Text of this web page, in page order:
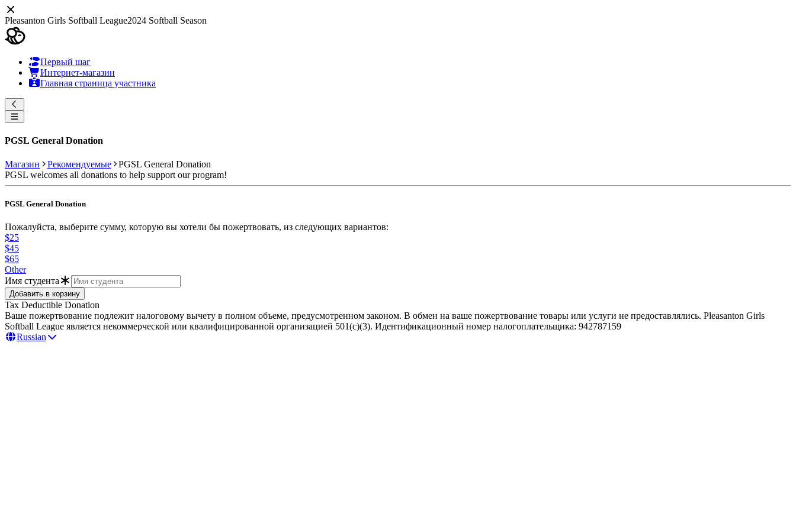
Pleasanton Girls Softball League2024 Softball Season
Первый шаг
Интернет-магазин
Главная страница участника
PGSL General Donation
Магазин Рекомендуемые
PGSL General Donation
PGSL welcomes all donations to help support our program!
PGSL General Donation
Пожалуйста, выберите сумму, которую вы хотели бы пожертвовать, из следующих вариантов:
$25
$45
$65
Other
Имя студента
Tax Deductible Donation
Ваше пожертвование подлежит налоговому вычету в полном объеме, предусмотренном законом. В обмен на ваше пожертвование товары или услуги не предоставлялись. Pleasanton Girls
Softball League является некоммерческой или квалифицированной организацией 501(c)(3). Идентификационный номер налогоплательщика: 942787159
Russian